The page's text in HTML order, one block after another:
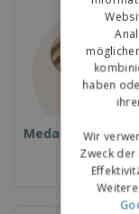
Medaillen
haben
Wir
Zweck